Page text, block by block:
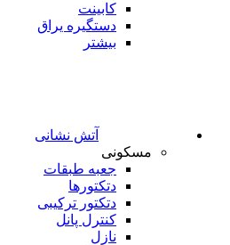
کابینت
دستگیره یراق
بیشتر
آتش نشانی
مسکونی
جعبه طبقات
دتکتورها
دتکتور ترکیبی
کنترل پانل
نازل